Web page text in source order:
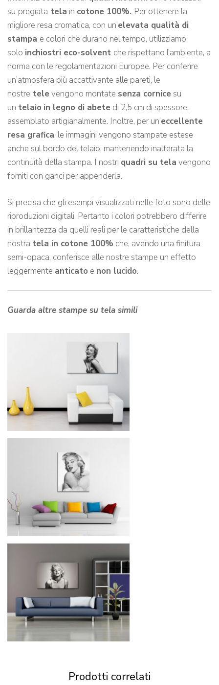
su pregiata tela in cotone 100%. Per ottenere la
migliore resa cromatica, con un’elevata qualità di
stampa e colori che durano nel tempo, utilizziamo
solo inchiostri eco-solvent che rispettano l’ambiente, a
norma con le regolamentazioni Europee. Per conferire
un’atmosfera più accattivante alle pareti, le
nostre tele vengono montate senza cornice su
un telaio in legno di abete di 2,5 cm di spessore,
assemblato artigianalmente. Inoltre, per un’eccellente
resa grafica, le immagini vengono stampate estese
anche sul bordo del telaio, mantenendo inalterata la
continuità della stampa. I nostri quadri su tela vengono
forniti con ganci per appenderla.
Si precisa che gli esempi visualizzati nelle foto sono delle
riproduzioni digitali. Pertanto i colori potrebbero differire
in brillantezza da quelli reali per le caratteristiche della
nostra tela in cotone 100% che, avendo una finitura
semi-opaca, conferisce alle nostre stampe un effetto
leggermente anticato e non lucido.
Guarda altre stampe su tela simili
Prodotti correlati